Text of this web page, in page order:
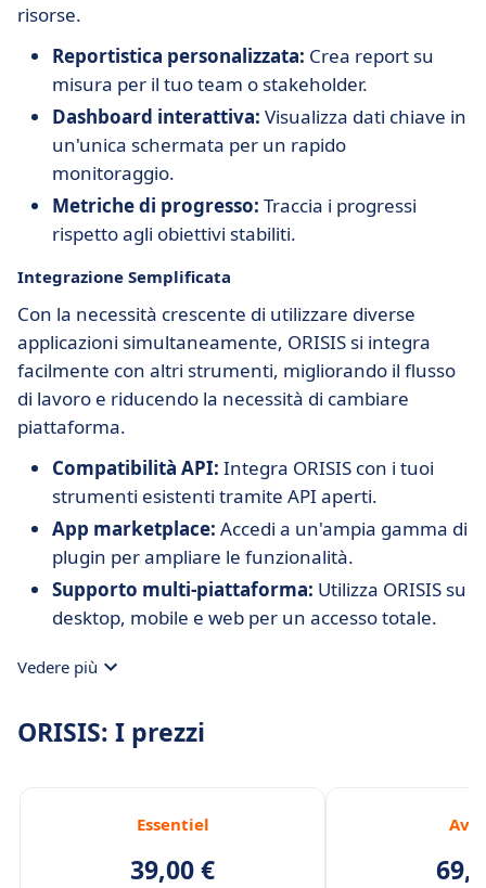
risorse.
Reportistica personalizzata: Crea report su
misura per il tuo team o stakeholder.
Dashboard interattiva: Visualizza dati chiave in
un'unica schermata per un rapido
monitoraggio.
Metriche di progresso: Traccia i progressi
rispetto agli obiettivi stabiliti.
Integrazione Semplificata
Con la necessità crescente di utilizzare diverse
applicazioni simultaneamente, ORISIS si integra
facilmente con altri strumenti, migliorando il flusso
di lavoro e riducendo la necessità di cambiare
piattaforma.
Compatibilità API: Integra ORISIS con i tuoi
strumenti esistenti tramite API aperti.
App marketplace: Accedi a un'ampia gamma di
plugin per ampliare le funzionalità.
Supporto multi-piattaforma: Utilizza ORISIS su
desktop, mobile e web per un accesso totale.
Vedere più
ORISIS: I prezzi
Essentiel
39,00 €